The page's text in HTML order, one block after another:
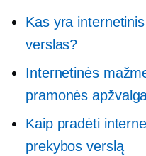
Kas yra
verslas?
Internetinės
pramonės
Kaip pradėti
prekybos verslą